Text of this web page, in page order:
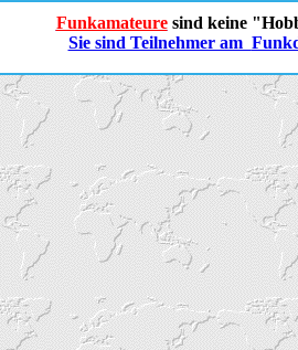
Funkamateuresind keine
Sie sind Teilnehmer am